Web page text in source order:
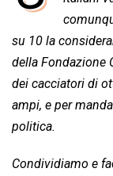
o
o
k
s
A
p
p
su 10 la
della Fondazione
dei cacciatori di
ampi, e per
politica.
Condividiamo e